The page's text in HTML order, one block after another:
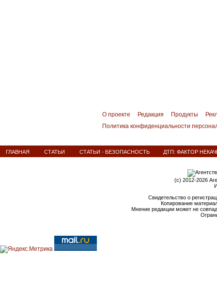
О проекте Редакция Продукты
Политика конфиденциальности
ГЛАВНАЯ СТАТЬИ СТАТЬИ - БЕЗОПАСНОСТЬ ДТП: ФАКТОР
(c) 2012-2026
Свидетельство о
Копирование
Мнение редакции может не